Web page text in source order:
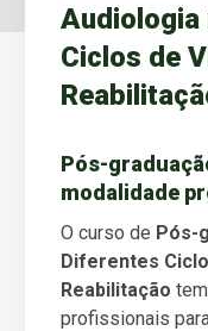
Audiologia
Ciclos de
Pós-
modalidade
O curso de Pós-
Diferentes
Reabilitação
profissionais